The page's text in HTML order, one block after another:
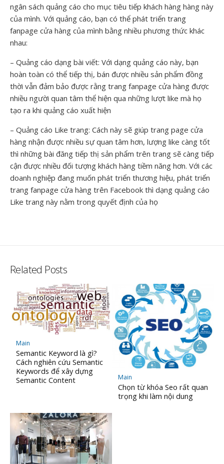
ngân sách quảng cáo cho mục tiêu tiếp khách hàng hàng này
của mình. Với quảng cáo, bạn có thể phát triển trang
fanpage cửa hàng của mình bằng nhiều phương thức khác
nhau:
– Quảng cáo dạng bài viết: Với dạng quảng cáo này, bạn
hoàn toàn có thể tiếp thị, bán được nhiều sản phẩm đồng
thời vẫn đảm bảo được rằng trang fanpage cửa hàng được
nhiều người quan tâm thể hiện qua những lượt like mà họ
tạo ra khi quảng cáo xuất hiện
– Quảng cáo Like trang: Cách này sẽ giúp trang page cửa
hàng nhận được nhiều sự quan tâm hơn, lượng like càng tốt
thì những bài đăng tiếp thị sản phẩm trên trang sẽ càng tiếp
cận được nhiều đối tượng khách hàng tiềm năng hơn. Với các
doanh nghiệp đang muốn phát triển thương hiệu, phát triển
trang fanpage cửa hàng trên Facebook thì dạng quảng cáo
Like trang này nằm trong quyết định của họ
Related Posts
Main
Semantic Keyword là gì?
Cách nghiên cứu Semantic
Keywords để xây dựng
Semantic Content
Main
Chọn từ khóa Seo rất quan
trọng khi làm nội dung